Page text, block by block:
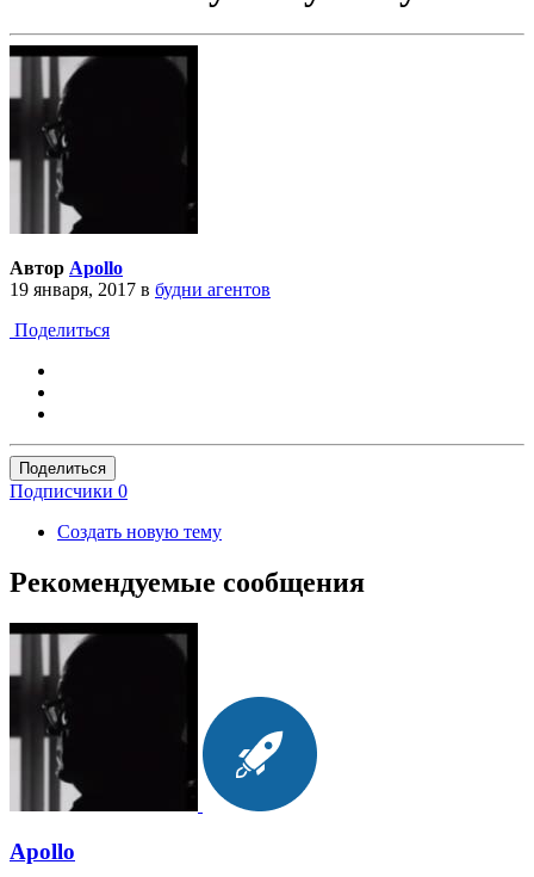
Автор Apollo
19 января, 2017 в будни агентов
Поделиться
Поделиться
Подписчики 0
Создать новую тему
Рекомендуемые сообщения
Apollo